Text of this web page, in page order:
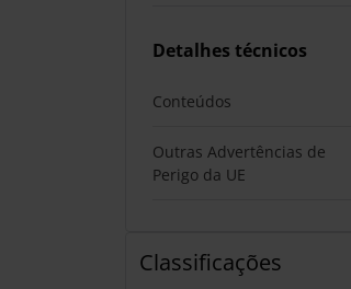
Detalhes técnicos
Conteúdos
Outras Advertências de
Perigo da UE
Classificações